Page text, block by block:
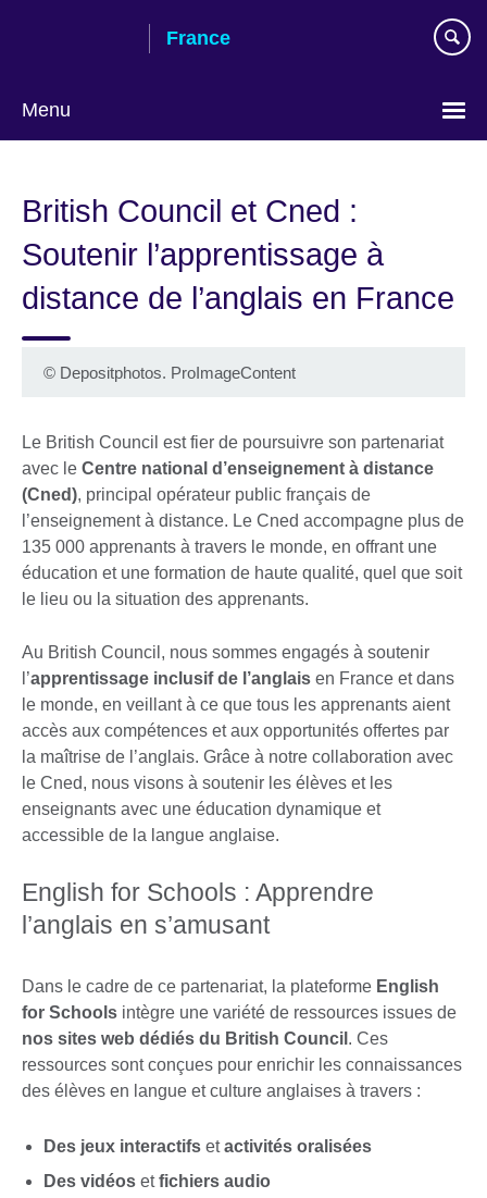
France
Menu
language
British Council et Cned :
Soutenir l’apprentissage à
distance de l’anglais en France
© Depositphotos. ProImageContent
Le British Council est fier de poursuivre son partenariat
avec le Centre national d’enseignement à distance
(Cned), principal opérateur public français de
l’enseignement à distance. Le Cned accompagne plus de
135 000 apprenants à travers le monde, en offrant une
éducation et une formation de haute qualité, quel que soit
le lieu ou la situation des apprenants.
Au British Council, nous sommes engagés à soutenir
l’apprentissage inclusif de l’anglais en France et dans
le monde, en veillant à ce que tous les apprenants aient
accès aux compétences et aux opportunités offertes par
la maîtrise de l’anglais. Grâce à notre collaboration avec
le Cned, nous visons à soutenir les élèves et les
enseignants avec une éducation dynamique et
accessible de la langue anglaise.
English for Schools : Apprendre
l’anglais en s’amusant
Dans le cadre de ce partenariat, la plateforme English
for Schools intègre une variété de ressources issues de
nos sites web dédiés du British Council . Ces
ressources sont conçues pour enrichir les connaissances
des élèves en langue et culture anglaises à travers :
Des jeux interactifs etactivités oralisées
Des vidéos etfichiers audio